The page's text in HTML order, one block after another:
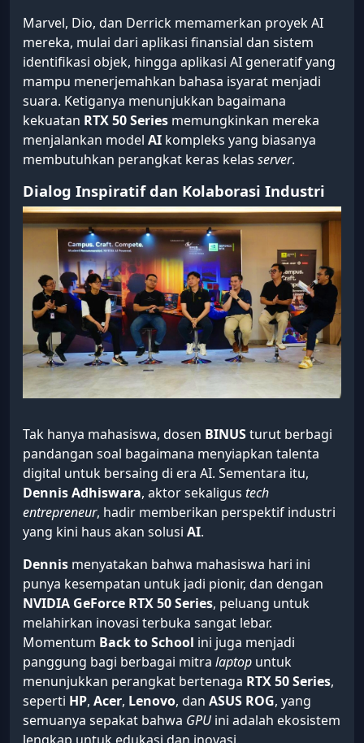
Marvel, Dio, dan Derrick memamerkan proyek AI
mereka, mulai dari aplikasi finansial dan sistem
identifikasi objek, hingga aplikasi AI generatif yang
mampu menerjemahkan bahasa isyarat menjadi
suara. Ketiganya menunjukkan bagaimana
kekuatan RTX 50 Series memungkinkan mereka
menjalankan model AI kompleks yang biasanya
membutuhkan perangkat keras kelas server.
Dialog Inspiratif dan Kolaborasi Industri
Tak hanya mahasiswa, dosen BINUSturut berbagi
pandangan soal bagaimana menyiapkan talenta
digital untuk bersaing di era AI. Sementara itu,
Dennis Adhiswara, aktor sekaligus tech
entrepreneur, hadir memberikan perspektif industri
yang kini haus akan solusi AI.
Dennis menyatakan bahwa mahasiswa hari ini
punya kesempatan untuk jadi pionir, dan dengan
NVIDIA GeForce RTX 50 Series, peluang untuk
melahirkan inovasi terbuka sangat lebar.
Momentum Back to School ini juga menjadi
panggung bagi berbagai mitra laptop untuk
menunjukkan perangkat bertenaga RTX 50 Series,
seperti HP, Acer, Lenovo, dan ASUS ROG, yang
semuanya sepakat bahwa GPU ini adalah ekosistem